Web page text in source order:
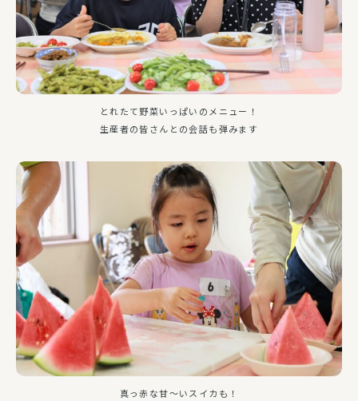
とれたて野菜いっぱいのメニュー！
生産者の皆さんとの会話も弾みます
真っ赤な甘～いスイカも！